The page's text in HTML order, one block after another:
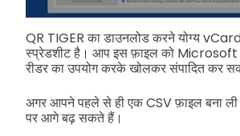
QR TIGER का डाउनलोड करने योग्य
स्प्रेडशीट है। आप इस फ़ाइल को
रीडर का उपयोग करके खोलकर संपादित कर
अगर आपने पहले से ही एक CSV फ़ाइल बना
पर आगे बढ़ सकते हैं।